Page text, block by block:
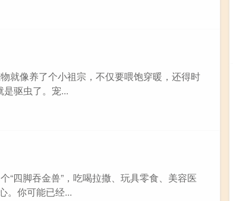
就像养了个小祖宗，不仅要喂饱穿暖，还得时
是驱虫了。宠...
“四脚吞金兽”，吃喝拉撒、玩具零食、美容医
。你可能已经...